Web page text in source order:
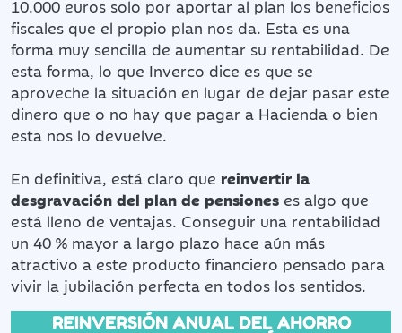
10.000 euros solo por aportar al plan los beneficios
fiscales que el propio plan nos da. Esta es una
forma muy sencilla de aumentar su rentabilidad. De
esta forma, lo que Inverco dice es que se
aproveche la situación en lugar de dejar pasar este
dinero que o no hay que pagar a Hacienda o bien
esta nos lo devuelve.
En definitiva, está claro que reinvertir la
desgravación del plan de pensiones es algo que
está lleno de ventajas. Conseguir una rentabilidad
un 40 % mayor a largo plazo hace aún más
atractivo a este producto financiero pensado para
vivir la jubilación perfecta en todos los sentidos.